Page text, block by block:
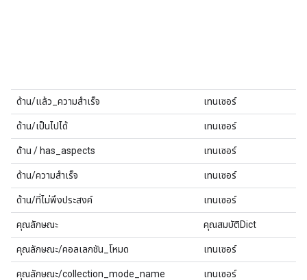
ด้าน/แล้ว_ความสำเร็จ เทนเซอร์
ด้าน/เป็นไปได้ เทนเซอร์
ด้าน / has_aspects เทนเซอร์
ด้าน/ความสำเร็จ เทนเซอร์
ด้าน/ที่ไม่พึงประสงค์ เทนเซอร์
คุณลักษณะ คุณสมบัติDict
คุณลักษณะ/คอลเลกชัน_โหมด เทนเซอร์
คุณลักษณะ/collection_mode_name เทนเซอร์